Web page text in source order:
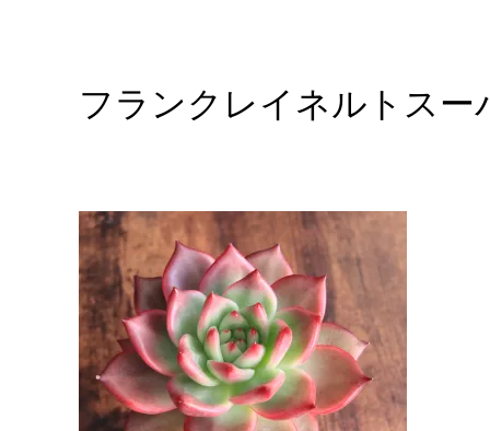
フランクレイネルトスー